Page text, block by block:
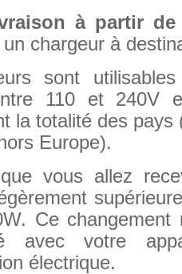
à partir de
chargeur à
sont
110 et 240V
la totalité des
Europe).
vous allez
Ce
avec votre
électrique.